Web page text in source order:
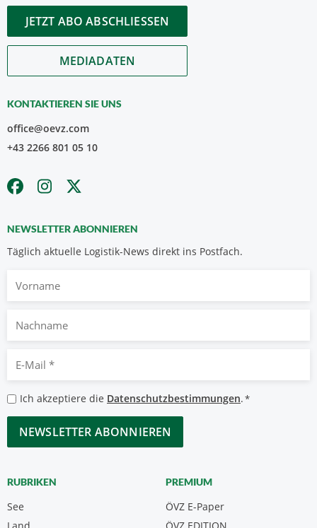
JETZT ABO ABSCHLIESSEN
MEDIADATEN
KONTAKTIEREN SIE UNS
office@oevz.com
+43 2266 801 05 10
NEWSLETTER ABONNIEREN
Täglich aktuelle Logistik-News direkt ins Postfach.
Nachname
Mail
*
Datenschutzbestimmungen
*
Ich akzeptiere die Datenschutzbestimmungen.*
CAPTCHA
RUBRIKEN
See
PREMIUM
ÖVZ E-Paper